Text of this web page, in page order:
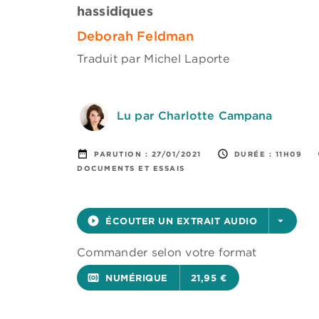
hassidiques
Deborah Feldman
Traduit par Michel Laporte
Lu par Charlotte Campana
date_range PARUTION : 27/01/2021 access_time DURÉE : 11H09
DOCUMENTS ET ESSAIS
play_circle_filled ÉCOUTER UN EXTRAIT AUDIO arrow_drop_down
Commander selon votre format
surround_sound NUMÉRIQUE 21,95 €